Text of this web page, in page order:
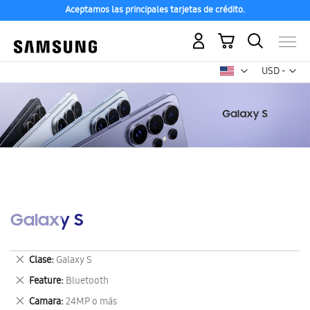
Aceptamos las principales tarjetas de crédito.
USD -
dólar
Mi carrito
Galaxy S
Clase Galaxy S
Eliminar
este
artículo
Feature Bluetooth
Eliminar
este
Camara 24MP o más
Eliminar